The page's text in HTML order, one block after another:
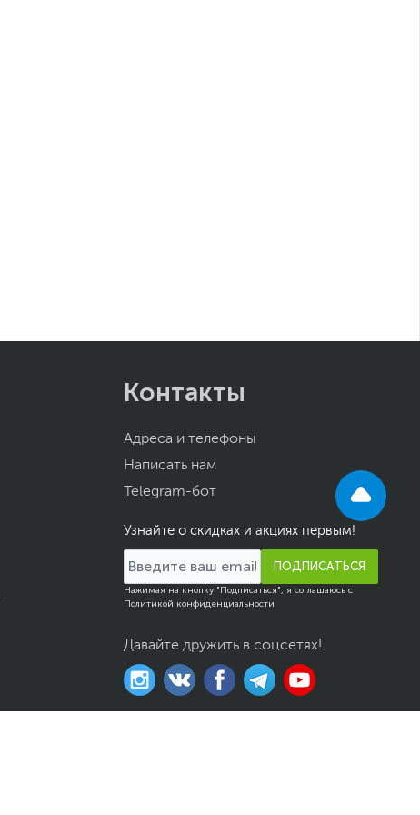
Контакты
Адреса и телефоны
Написать нам
Telegram-бот
Узнайте о скидках и акциях первым!
ПОДПИСАТЬСЯ
Нажимая на кнопку "Подписаться", я соглашаюсь с
Политикой конфиденциальности
Давайте дружить в соцсетях!